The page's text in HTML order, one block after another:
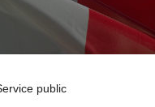
public